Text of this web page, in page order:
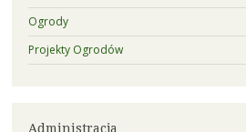
Ogrody
Projekty Ogrodów
Administracja